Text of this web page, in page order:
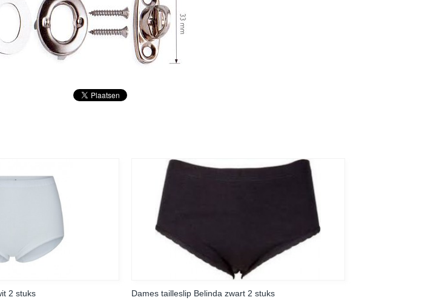
2 stuks Dames tailleslip Belinda zwart 2 stuks